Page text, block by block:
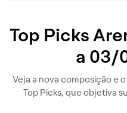
Top Picks
a 03/
Veja a nova composição e
Top Picks, que objetiva